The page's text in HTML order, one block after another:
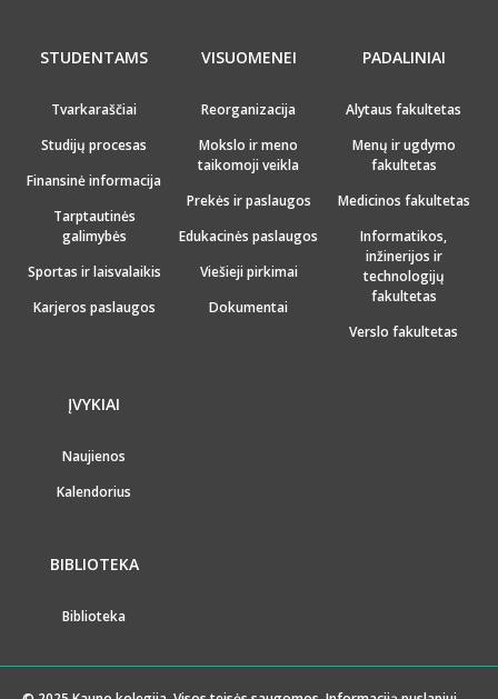
STUDENTAMS
Tvarkaraščiai
Studijų procesas
Finansinė informacija
Tarptautinės
galimybės
Sportas ir laisvalaikis
Karjeros paslaugos
VISUOMENEI
Reorganizacija
Mokslo ir meno
taikomoji veikla
Prekės ir paslaugos
Edukacinės paslaugos
Viešieji pirkimai
Dokumentai
PADALINIAI
Alytaus fakultetas
Menų ir ugdymo
fakultetas
Medicinos fakultetas
Informatikos,
inžinerijos ir
technologijų
fakultetas
Verslo fakultetas
ĮVYKIAI
Naujienos
Kalendorius
BIBLIOTEKA
Biblioteka